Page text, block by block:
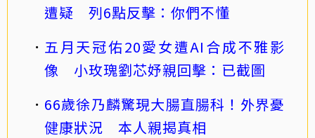
遭疑 列6點反擊：你們不懂
五月天冠佑20愛女遭AI合成不雅影
像 小玫瑰劉芯妤親回擊：已截圖
66歲徐乃麟驚現大腸直腸科！外界憂
健康狀況 本人親揭真相